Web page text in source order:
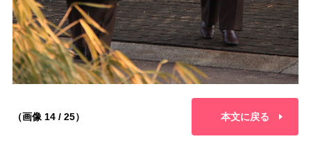
（画像 14 / 25） 本文に戻る